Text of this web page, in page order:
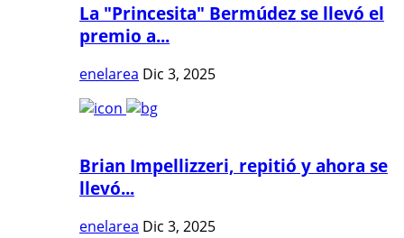
La "Princesita" Bermúdez se llevó el
premio a...
enelarea Dic 3, 2025
Brian Impellizzeri, repitió y ahora se
llevó...
enelarea Dic 3, 2025